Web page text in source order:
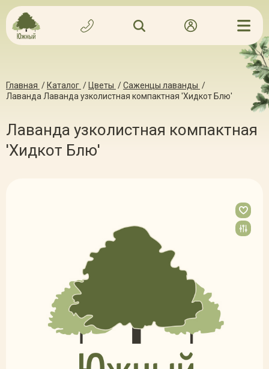
Главная / Каталог / Цветы /Саженцы лаванды /
Лаванда Лаванда узколистная компактная 'Хидкот Блю'
Лаванда узколистная компактная
'Хидкот Блю'